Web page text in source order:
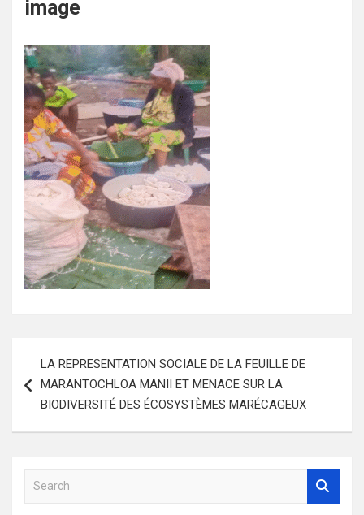
image
de
l’article
LA REPRESENTATION SOCIALE DE LA FEUILLE DE
MARANTOCHLOA MANII ET MENACE SUR LA
BIODIVERSITÉ DES ÉCOSYSTÈMES MARÉCAGEUX